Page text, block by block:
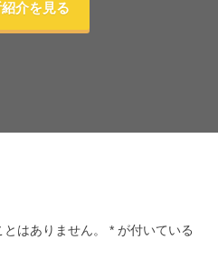
介を見る
はありません。 * が付いている